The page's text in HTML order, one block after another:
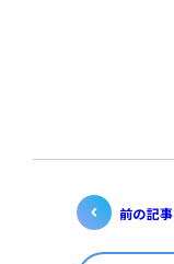
前の記事